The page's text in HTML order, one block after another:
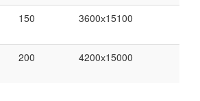
150 3600х15100
200 4200х15000